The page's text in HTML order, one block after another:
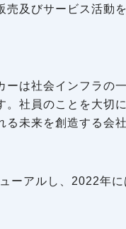
売及びサービス活動
ーは社会インフラの
。社員のことを大切
未来を創造する会
ーアルし、2022年